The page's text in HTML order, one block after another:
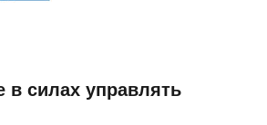
в силах управлять